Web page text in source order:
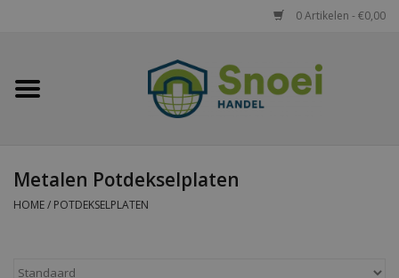
0 Artikelen - €0,00
Home
Damwandplaten
Metalen Potdekselplaten
HOME/ POTDEKSELPLATEN